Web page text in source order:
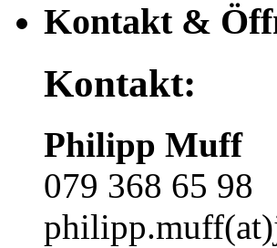
Kontakt &
Kontakt:
Philipp Muff
079 368 65 98